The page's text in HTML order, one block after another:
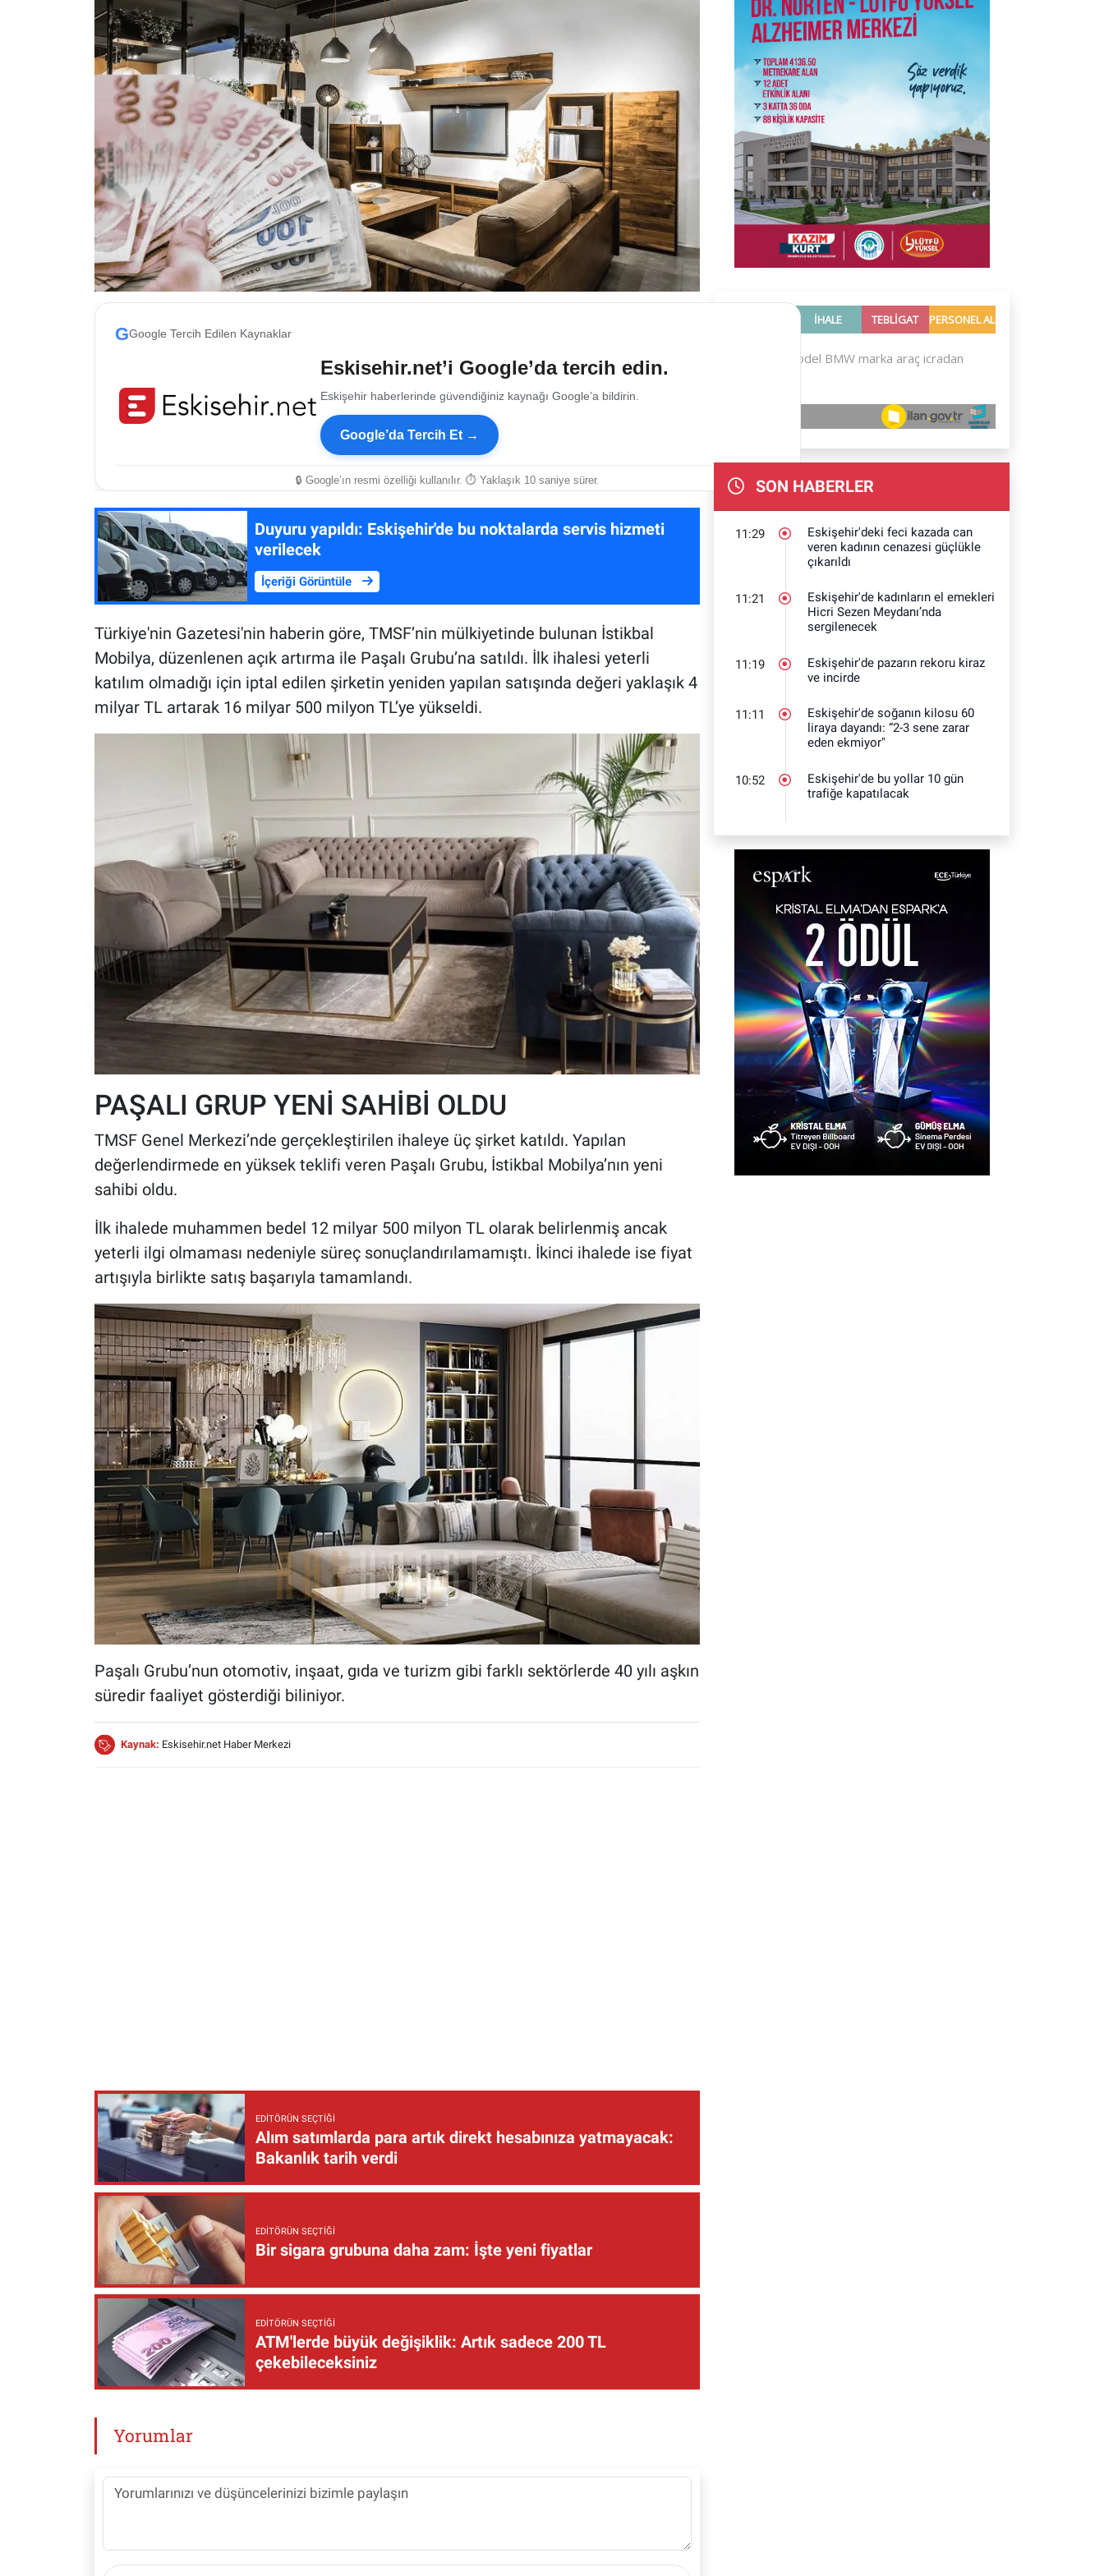
GGoogle Tercih Edilen Kaynaklar
Eskisehir.net’i Google’da tercih edin.
Eskişehir haberlerinde güvendiğiniz kaynağı Google’a bildirin.
Google’da Tercih Et →
🔒 Google’ın resmi özelliği kullanılır. ⏱ Yaklaşık 10 saniye sürer.
Duyuru yapıldı: Eskişehir'de bu noktalarda servis hizmeti
verilecek
İçeriği Görüntüle
Türkiye'nin Gazetesi'nin haberin göre, TMSF’nin mülkiyetinde bulunan İstikbal
Mobilya, düzenlenen açık artırma ile Paşalı Grubu’na satıldı. İlk ihalesi yeterli
katılım olmadığı için iptal edilen şirketin yeniden yapılan satışında değeri yaklaşık 4
milyar TL artarak 16 milyar 500 milyon TL’ye yükseldi.
PAŞALI GRUP YENİ SAHİBİ OLDU
TMSF Genel Merkezi’nde gerçekleştirilen ihaleye üç şirket katıldı. Yapılan
değerlendirmede en yüksek teklifi veren Paşalı Grubu, İstikbal Mobilya’nın yeni
sahibi oldu.
İlk ihalede muhammen bedel 12 milyar 500 milyon TL olarak belirlenmiş ancak
yeterli ilgi olmaması nedeniyle süreç sonuçlandırılamamıştı. İkinci ihalede ise fiyat
artışıyla birlikte satış başarıyla tamamlandı.
Paşalı Grubu’nun otomotiv, inşaat, gıda ve turizm gibi farklı sektörlerde 40 yılı aşkın
süredir faaliyet gösterdiği biliniyor.
Kaynak: Eskisehir.net Haber Merkezi
EDITÖRÜN SEÇTIĞI
Alım satımlarda para artık direkt hesabınıza yatmayacak:
Bakanlık tarih verdi
EDITÖRÜN SEÇTIĞI
Bir sigara grubuna daha zam: İşte yeni fiyatlar
EDITÖRÜN SEÇTIĞI
ATM'lerde büyük değişiklik: Artık sadece 200 TL
çekebileceksiniz
Yorumlar
SON HABERLER
11:29
Eskişehir'deki feci kazada can
veren kadının cenazesi güçlükle
çıkarıldı
11:21
Eskişehir'de kadınların el emekleri
Hicri Sezen Meydanı’nda
sergilenecek
11:19
Eskişehir'de pazarın rekoru kiraz
ve incirde
11:11
Eskişehir'de soğanın kilosu 60
liraya dayandı: “2-3 sene zarar
eden ekmiyor"
10:52
Eskişehir'de bu yollar 10 gün
trafiğe kapatılacak
ESKİŞEHİR NÖBETÇİ ECZANELER
Eskişehir Haber İçerikleri
Eskişehir Hava Durumu
Eskişehir Tramvay Saatleri
Eskişehir Otobüs Saatleri